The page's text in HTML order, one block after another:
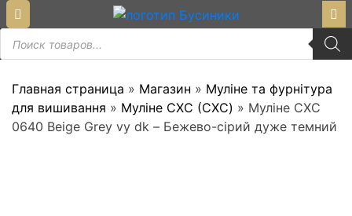
Skip
to
content
Пошук
товарів
Главная страница » Магазин » Муліне та фурнітура
для вишивання » Муліне СХС (CXC) » Муліне СХС
0640 Beige Grey vy dk – Бежево-сірий дуже темний